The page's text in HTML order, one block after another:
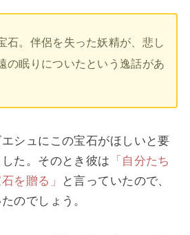
石。伴侶を失った妖精が、悲し
の眠りについたという逸話があ
シュにこの宝石がほしいと要
た。そのとき彼は 「自分たち
を贈る」
と言っていたので、
のでしょう。